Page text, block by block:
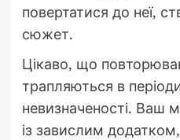
повертатися до неї,
сюжет.
Цікаво, що
трапляються в
невизначеності. Ваш
із завислим